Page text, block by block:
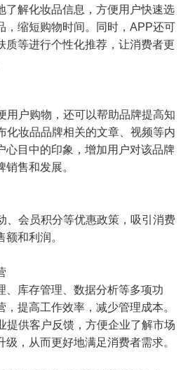
了解化妆品信息，方便用户快速选
，缩短购物时间。同时，APP还可
质等进行个性化推荐，让消费者更
用户购物，还可以帮助品牌提高知
化妆品品牌相关的文章、视频等内
心目中的印象，增加用户对该品牌
售和发展。
、会员积分等优惠政策，吸引消费
和利润。
、库存管理、数据分析等多项功
提高工作效率，减少管理成本。
提供客户反馈，方便企业了解市场
，从而更好地满足消费者需求。